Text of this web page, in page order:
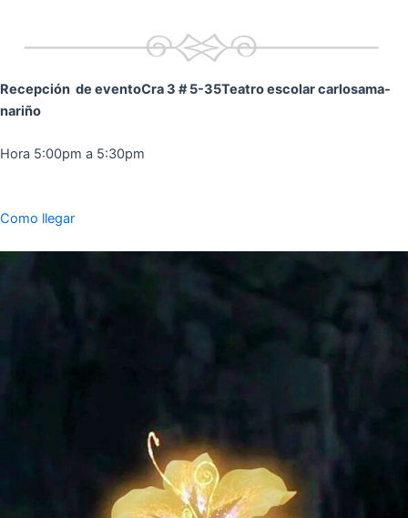
Recepción de eventoCra 3 # 5-35Teatro escolar carlosama-
nariño
Hora 5:00pm a 5:30pm
Como llegar